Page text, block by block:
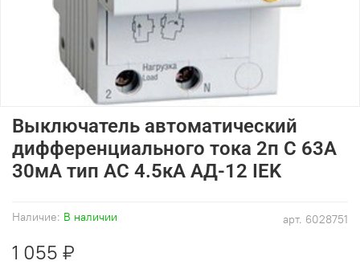
арт. 6028751
Наличие: В наличии
Выключатель автоматический
дифференциального тока 2п C 63А
30мА тип AC 4.5кА АД-12 IEK
1 055 ₽